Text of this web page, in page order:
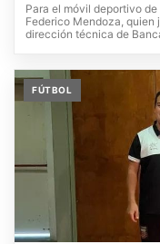
Para el móvil deportivo
Federico Mendoza, quien
dirección técnica de
FÚTBOL